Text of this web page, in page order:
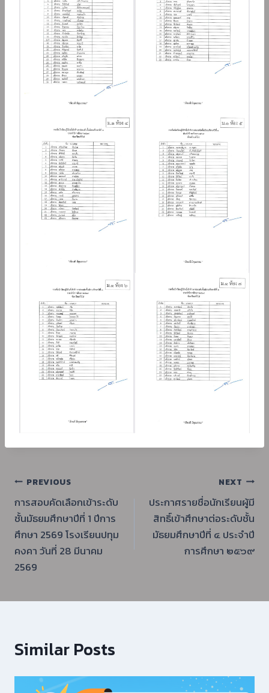
แนะแนว
เรื่อง
PREVIOUS
การสอบคัดเลือกเข้าระดับ
ชั้นมัธยมศึกษาปีที่ 1 ปีการ
ศึกษา 2569 โรงเรียนปทุม
คงคา วันที่ 28 มีนาคม
2569
NEXT
ประกาศรายชื่อนักเรียนผู้มี
สิทธิ์เข้าศึกษาต่อระดับชั้น
มัธยมศึกษาปีที่ ๔ ประจำปี
การศึกษา ๒๕๖๙
Similar Posts